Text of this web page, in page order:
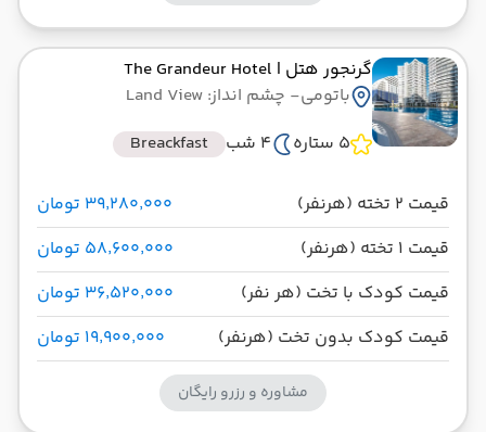
گرنجور هتل | The Grandeur Hotel
باتومی- چشم انداز: Land View
5 ستاره
4 شب Breackfast
قیمت 2 تخته (هرنفر)
۳۹٬۲۸۰٬۰۰۰ تومان
قیمت 1 تخته (هرنفر)
۵۸٬۶۰۰٬۰۰۰ تومان
قیمت کودک با تخت (هر نفر)
۳۶٬۵۲۰٬۰۰۰ تومان
قیمت کودک بدون تخت (هرنفر)
۱۹٬۹۰۰٬۰۰۰ تومان
مشاوره و رزرو رایگان